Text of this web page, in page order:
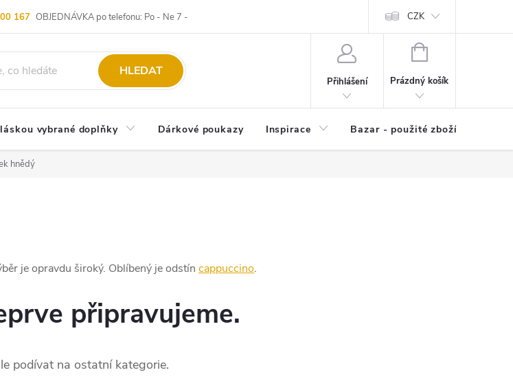
167 OBJEDNÁVKA po telefonu: Po - Ne 7 -
Blog 20 let u Starých Komisní prodej | Výkup zboží Kvalita zboží Spolupráce |
CZK
HLEDAT
Přihlášení
NÁKUPNÍ
Prázdný košík
vybrané doplňky Dárkové poukazy Inspirace Bazar - použité zboží
hnědý
je opravdu široký. Oblíbený je odstín cappuccino.
připravujeme.
podívat na ostatní kategorie.